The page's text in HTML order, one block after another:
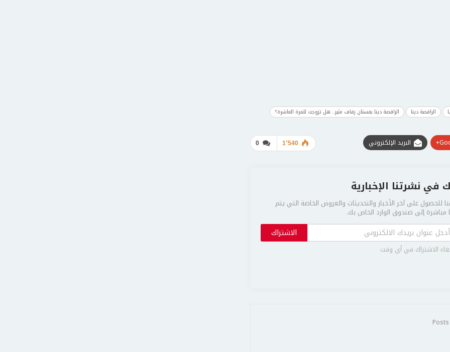
الراقصة دينا الراقصة دينا بفستان زفاف مثير.. هل تزوجت للمرة العاشرة؟
0 1٬540 البريد الإلكتروني
في نشرتنا الإخبارية
للحصول على آخر الأخبار والتحديثات والعروض الخاصة التي يتم
إلى صندوق الوارد الخاص بك.
الاشتراك
الاشتراك في أي وقت